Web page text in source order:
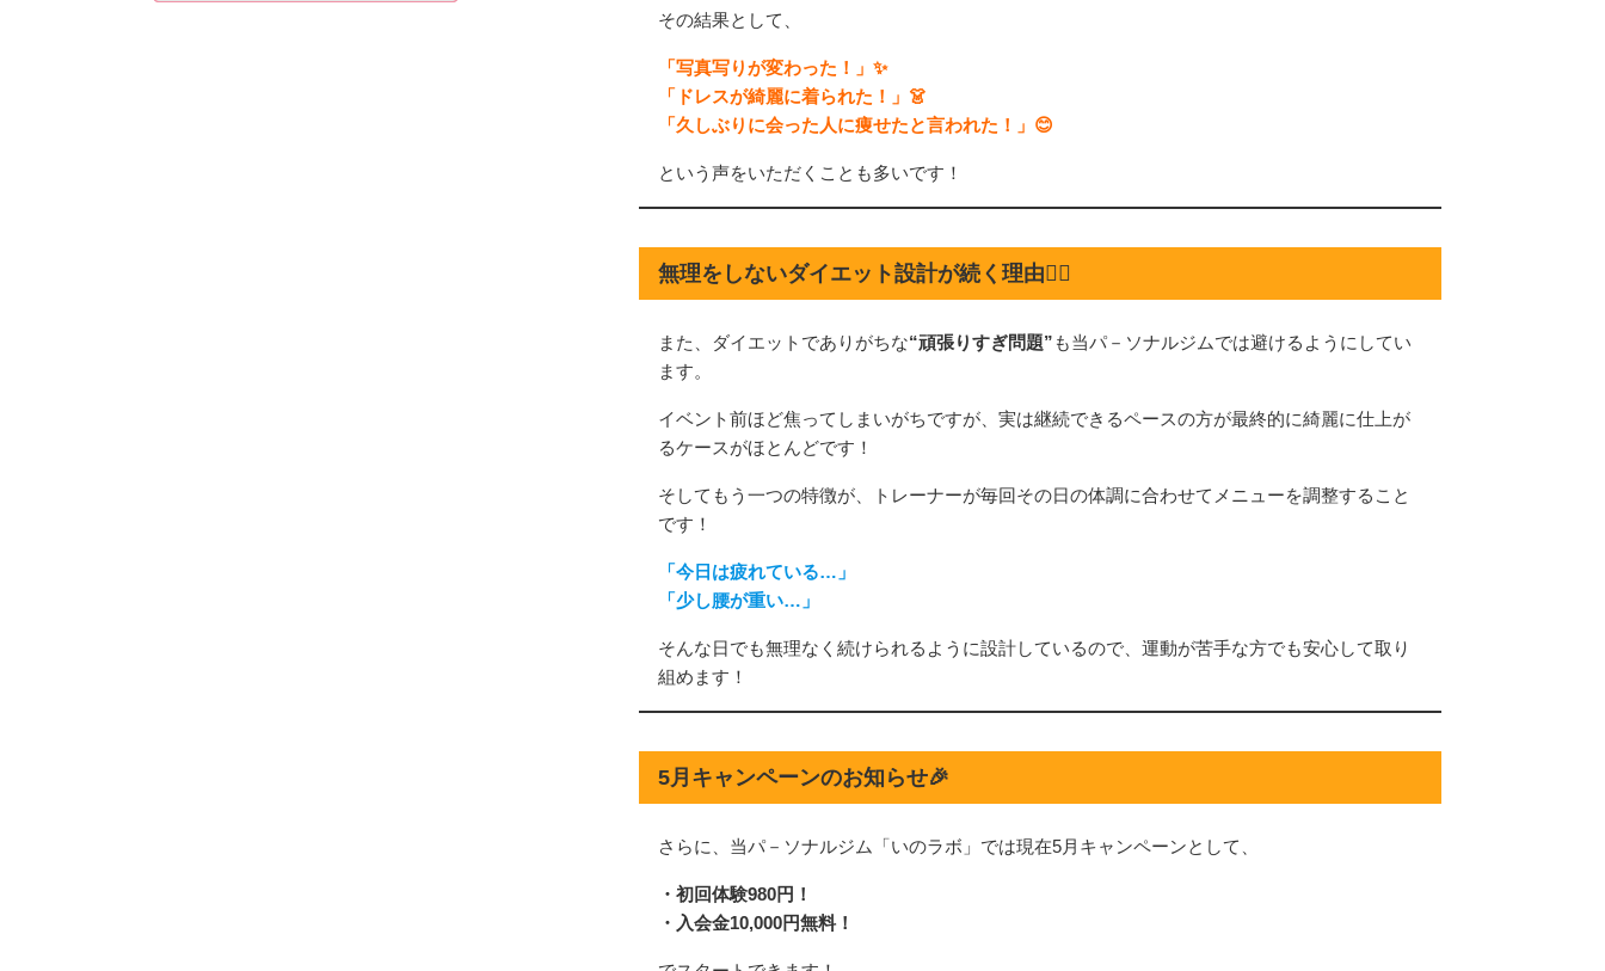
その結果として、
「写真写りが変わった！」✨
「ドレスが綺麗に着られた！」👗
「久しぶりに会った人に痩せたと言われた！」😊
という声をいただくことも多いです！
無理をしないダイエット設計が続く理由🏃‍♀️
また、ダイエットでありがちな“頑張りすぎ問題” も当パ－ソナルジムでは避けるようにしてい
ます。
イベント前ほど焦ってしまいがちですが、実は継続できるペースの方が最終的に綺麗に仕上が
るケースがほとんどです！
そしてもう一つの特徴が、トレーナーが毎回その日の体調に合わせてメニューを調整すること
です！
「今日は疲れている…」
「少し腰が重い…」
そんな日でも無理なく続けられるように設計しているので、運動が苦手な方でも安心して取り
組めます！
5月キャンペーンのお知らせ🎉
さらに、当パ－ソナルジム「いのラボ」では現在5月キャンペーンとして、
・初回体験980円！
・入会金10,000円無料！